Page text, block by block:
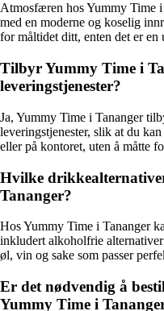
Atmosfæren hos Yummy Time
med en moderne og koselig
for måltidet ditt, enten det er
Tilbyr Yummy Time i
leveringstjenester?
Ja, Yummy Time i Tananger
leveringstjenester, slik at du
eller på kontoret, uten å måtte
Hvilke
Tananger?
Hos Yummy Time i Tananger
inkludert alkoholfrie
øl, vin og sake som passer
Er det nødvendig å
Yummy Time i